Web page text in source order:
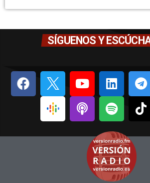
SÍGUENOS Y